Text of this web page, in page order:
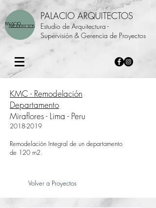
PALACIO ARQUITECTOS
Estudio de Arquitectura -
Supervisión & Gerencia de Proyectos
KMC - Remodelación
Departamento
Miraflores - Lima - Peru
2018-2019
Remodelación Integral de un departamento
de 120 m2.
Volver a Proyectos